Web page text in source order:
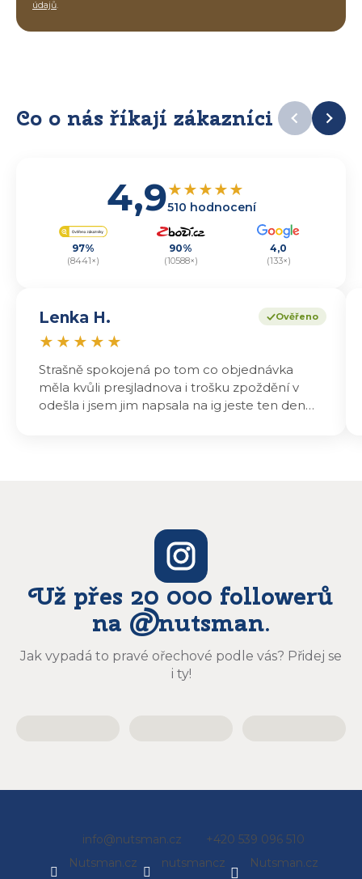
údajů.
Co o nás říkají zákazníci
4,9★★★★★
510 hodnocení
97%
(8441×)
90%
(10588×)
4,0
(133×)
Ověřeno
Lenka H.
★ ★ ★ ★ ★
Strašně spokojená po tom co objednávka
měla kvůli presjladnova i trošku zpoždění v
odešla i jsem jim napsala na ig jeste ten den
Už přes 20 000 followerů
na @nutsman.
Jak vypadá to pravé ořechové podle vás? Přidej se
i ty!
info@nutsman.cz
+420 539 096 510
Nutsman.cz
nutsmancz Nutsman.cz